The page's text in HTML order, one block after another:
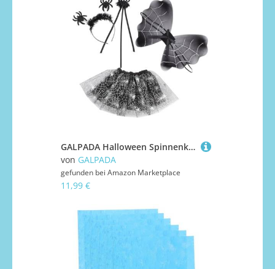
GALPADA Halloween Spinnenkostüm Set mit Netzrock Flügeln Haarreif und Zauberstab Bequemes Langlebiges Mädchen Kostüm für Party Karneval und Bühnenauftritte
von GALPADA
gefunden bei Amazon Marketplace
11,99 €